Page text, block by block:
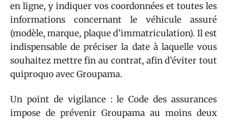
en ligne, y indiquer vos coordonnées et toutes les
informations concernant le véhicule assuré
(modèle, marque, plaque d’immatriculation). Il est
indispensable de préciser la date à laquelle vous
souhaitez mettre fin au contrat, afin d’éviter tout
quiproquo avec Groupama.
Un point de vigilance : le Code des assurances
impose de prévenir Groupama au moins deux